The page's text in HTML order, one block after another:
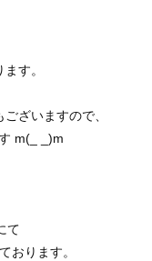
す。
ざいますので、
m(_ _)m
て
おります。